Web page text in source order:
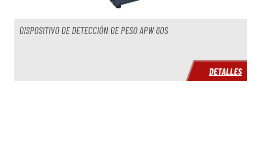
DISPOSITIVO DE DETECCIÓN DE PESO APW 60S
DETALLES